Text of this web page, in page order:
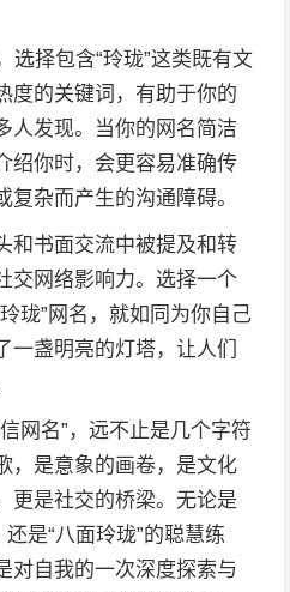
选择包含“玲珑”这类既有文
度的关键词，有助于你的
人发现。当你的网名简洁
绍你时，会更容易准确传
杂而产生的沟通障碍。
和书面交流中被提及和转
交网络影响力。选择一个
珑”网名，就如同为你自己
一盏明亮的灯塔，让人们
网名”，远不止是几个字符
，是意象的画卷，是文化
更是社交的桥梁。无论是
是“八面玲珑”的聪慧练
对自我的一次深度探索与